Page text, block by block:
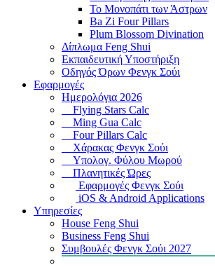
Το Μονοπάτι των Άστρων
Ba Zi Four Pillars
Plum Blossom Divination
Δίπλωμα Feng Shui
Εκπαιδευτική Υποστήριξη
Οδηγός Όρων Φενγκ Σούι
Εφαρμογές
Ημερολόγια 2026
Flying Stars Calc
Ming Gua Calc
Four Pillars Calc
Χάρακας Φενγκ Σούι
Υπολογ. Φύλου Μωρού
Πλανητικές Ώρες
Εφαρμογές Φενγκ Σούι
iOS & Android Applications
Υπηρεσίες
House Feng Shui
Business Feng Shui
Συμβουλές Φενγκ Σούι 2027